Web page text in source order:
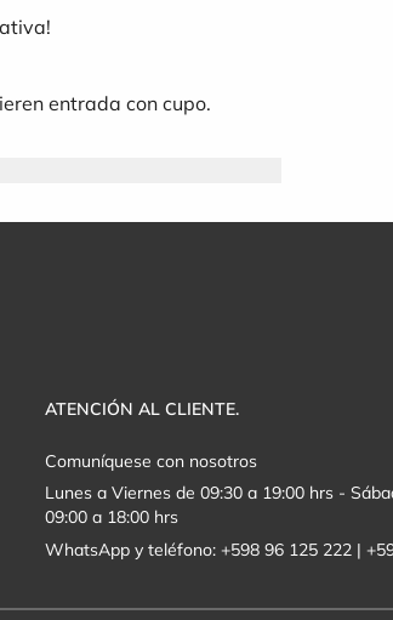
entrada con cupo.
acceso).
ATENCIÓN AL CLIENTE.
Comuníquese con nosotros
Lunes a Viernes de 09:30 a 19:00 hrs -
09:00 a 18:00 hrs
WhatsApp y teléfono: +598 96 125 222 |